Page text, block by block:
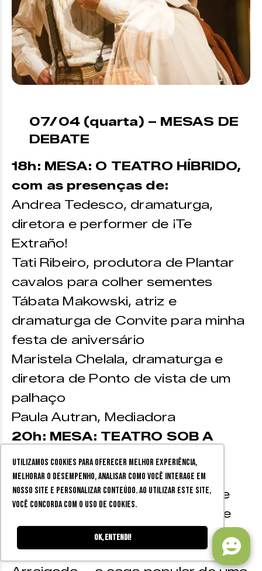
Utilizamos cookies para oferecer melhor experiência,
melhorar o desempenho, analisar como você interage em
nosso site e personalizar conteúdo. Ao utilizar este site,
você concorda com o uso de cookies.
Ok, entendi!
07/04 (quarta) – MESAS DE
DEBATE
18h: MESA: O TEATRO HÍBRIDO,
com as presenças de:
Andrea Tedesco, dramaturga,
diretora e performer de ¡Te
Extraño!
Tati Ribeiro, produtora de Plantar
cavalos para colher sementes
Tábata Makowski, atriz e
dramaturga de Convite para minha
festa de aniversário
Maristela Chelala, dramaturga e
diretora de Ponto de vista de um
palhaço
Paula Autran, Mediadora
20h: MESA: TEATRO SOB A
PERSPECTIVA DE G�SNERO,
com as presenças de:
Simone Sobreda, dramaturga de
Memórias Perdidas – a noite que
se aproxima
Mariana Defendi, diretora de